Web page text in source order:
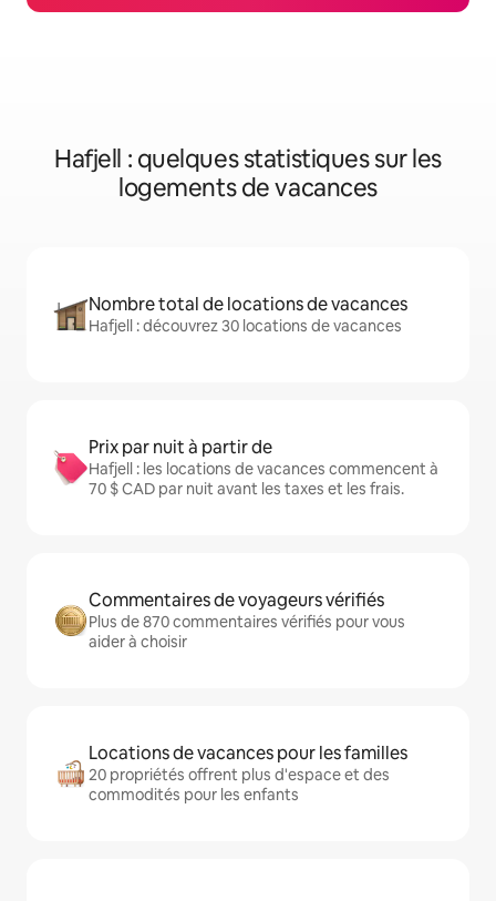
Hafjell : quelques statistiques sur les
logements de vacances
Nombre total de locations de vacances
Hafjell : découvrez 30 locations de vacances
Prix par nuit à partir de
Hafjell : les locations de vacances commencent à
70 $ CAD par nuit avant les taxes et les frais.
Commentaires de voyageurs vérifiés
Plus de 870 commentaires vérifiés pour vous
aider à choisir
Locations de vacances pour les familles
20 propriétés offrent plus d'espace et des
commodités pour les enfants